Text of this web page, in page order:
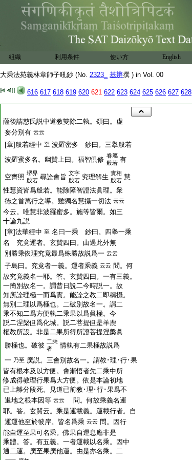
組織 利用条件 使い方 English
大乘法苑義林章師子吼鈔 (No. 2323_ 基辨撰 ) in Vol. 00
616 617 618 619 620 621 622 623 624 625 626 627 628
薩後請慈氏説中道教雙除二執。頌曰。虚
妄分別有 云云
[章]般若經中 至 波羅密多 鈔曰。三擧般若
波羅蜜多名。幽賛上曰。福智倶修 眷屬
般若 有
空齊照 堺界
般若 尋詮會旨 文字
般若 究理解生 實相
般若 慧
性慧資皆爲般若。能除障智證法眞理。衆
徳之首萬行之導。雖獨名慧攝一切法 云云
今云。唯慧非波羅蜜多。施等皆爾。如三
十論九説
[章]法華經中 至 名曰一乘 鈔曰。四擧一乘
名 究竟運者。玄賛四曰。由過此外無
別勝乘依理究竟最爲殊勝故説爲一 云云
子島曰。究竟者一義。運者乘義 云云 問。何
故究竟義名一耶。答。玄賛四曰。一有三義。
一簡別故名一。謂昔日説二今時説一。故
知所詮理極一而爲實。能詮之教二即稱攝。
無別二理以爲極也。二破別故名一。謂二
乘不知二爲方便執二乘果以爲眞極。今
説二涅槃但爲化城。説二菩提但是羊鹿
權教所設。非是二果所得所證菩提涅槃眞
勝極也。破彼 二乘
者
情執有二果極故説爲
一 乃至 廣説。三會別故名一。謂教･理･行･果
皆有根本及以方便。會漸悟者先二乘中所
修成得教理行果爲大方便。依是本論初地
已上離分段死。見道已前教･理･行･果爲不
退地之根本因等 云云
問。何故乘義名運
耶。答。玄賛云。乘是運載義。運載行者。自
運運他至於彼岸。皆名爲乘 云云 問。因行
能自運至果可名乘。佛果自運息應非是
乘體。答。有五義。一者運載以名乘。因中
通二運。廣至果廣他運。由是亦名乘。二